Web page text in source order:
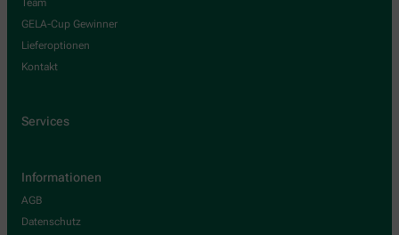
Team
GELA-Cup Gewinner
Lieferoptionen
Kontakt
Services
Informationen
AGB
Datenschutz